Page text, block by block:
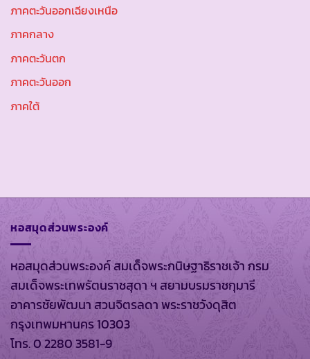
ภาคตะวันออกเฉียงเหนือ
ภาคกลาง
ภาคตะวันตก
ภาคตะวันออก
ภาคใต้
หอสมุดส่วนพระองค์
หอสมุดส่วนพระองค์ สมเด็จพระกนิษฐาธิราชเจ้า กรม
สมเด็จพระเทพรัตนราชสุดา ฯ สยามบรมราชกุมารี
อาคารชัยพัฒนา สวนจิตรลดา พระราชวังดุสิต
กรุงเทพมหานคร 10303
โทร. 0 2280 3581-9